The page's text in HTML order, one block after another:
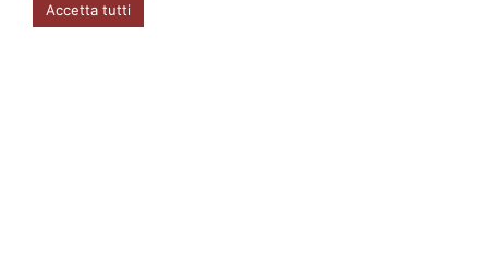
Privacy Policy
Accetta tutti